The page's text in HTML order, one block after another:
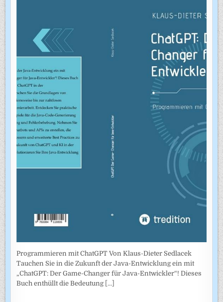
Programmieren mit ChatGPT Von Klaus-Dieter Sedlacek
Tauchen Sie in die Zukunft der Java-Entwicklung ein mit
„ChatGPT: Der Game-Changer für Java-Entwickler“! Dieses
Buch enthüllt die Bedeutung [...]